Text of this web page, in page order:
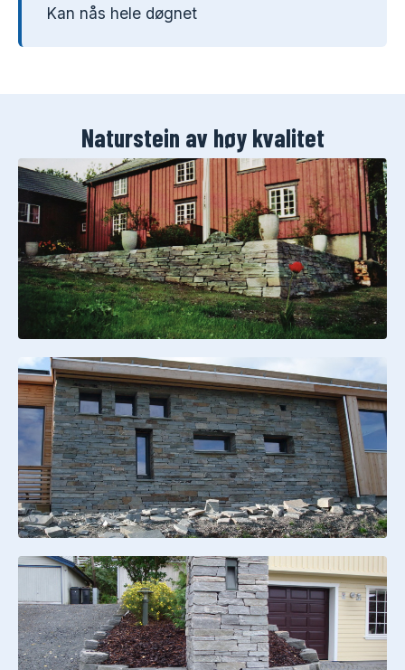
Kan nås hele døgnet
Naturstein av høy kvalitet